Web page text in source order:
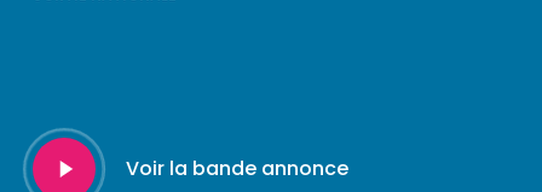
Play
Video
Voir la bande annonce